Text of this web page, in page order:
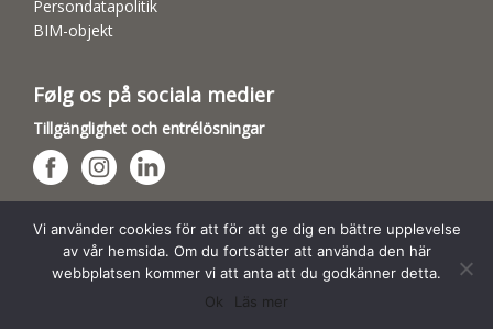
Persondatapolitik
BIM-objekt
Følg os på sociala medier
Tillgänglighet och entrélösningar
Hundsporthallar
Vi använder cookies för att för att ge dig en bättre upplevelse
av vår hemsida. Om du fortsätter att använda den här
webbplatsen kommer vi att anta att du godkänner detta.
Ok
Läs mer